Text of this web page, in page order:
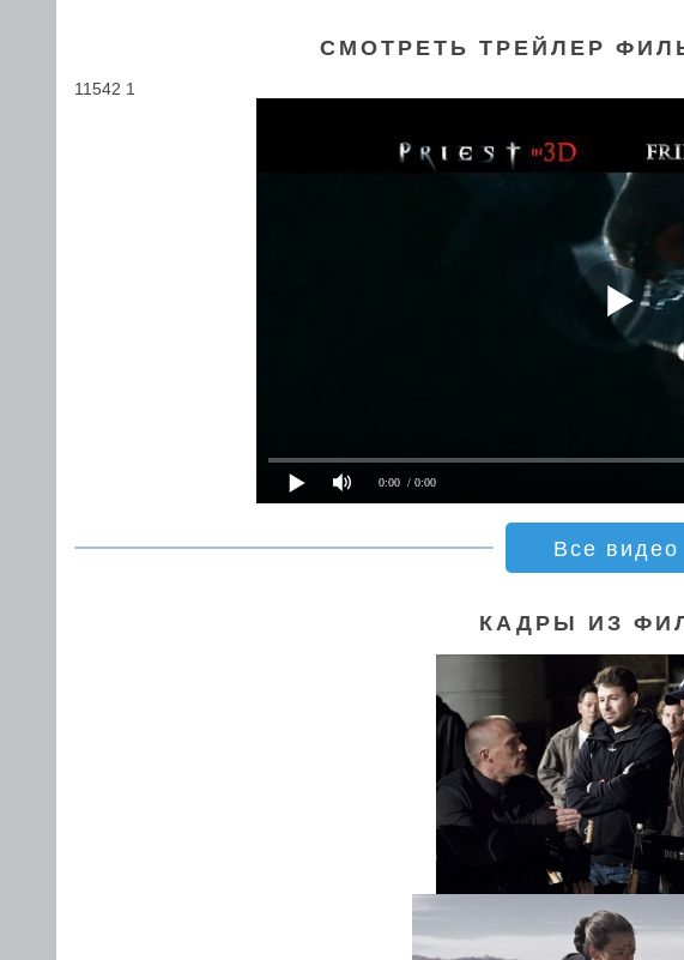
СМОТРЕТЬ ТРЕЙЛЕР
11542 1
0:00 / 0:00
Все видео
КАДРЫ ИЗ